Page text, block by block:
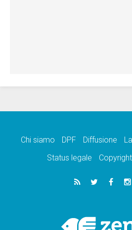
Chi siamo DPF Diffusione
Status legale
Copyright